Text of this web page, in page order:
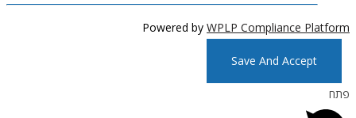
Powered by WPLP Compliance Platform
Save And Accept
פתח